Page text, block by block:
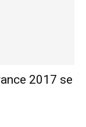
2017 se